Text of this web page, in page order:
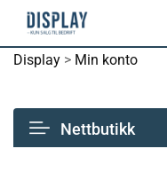
Display > Min konto
Nettbutikk